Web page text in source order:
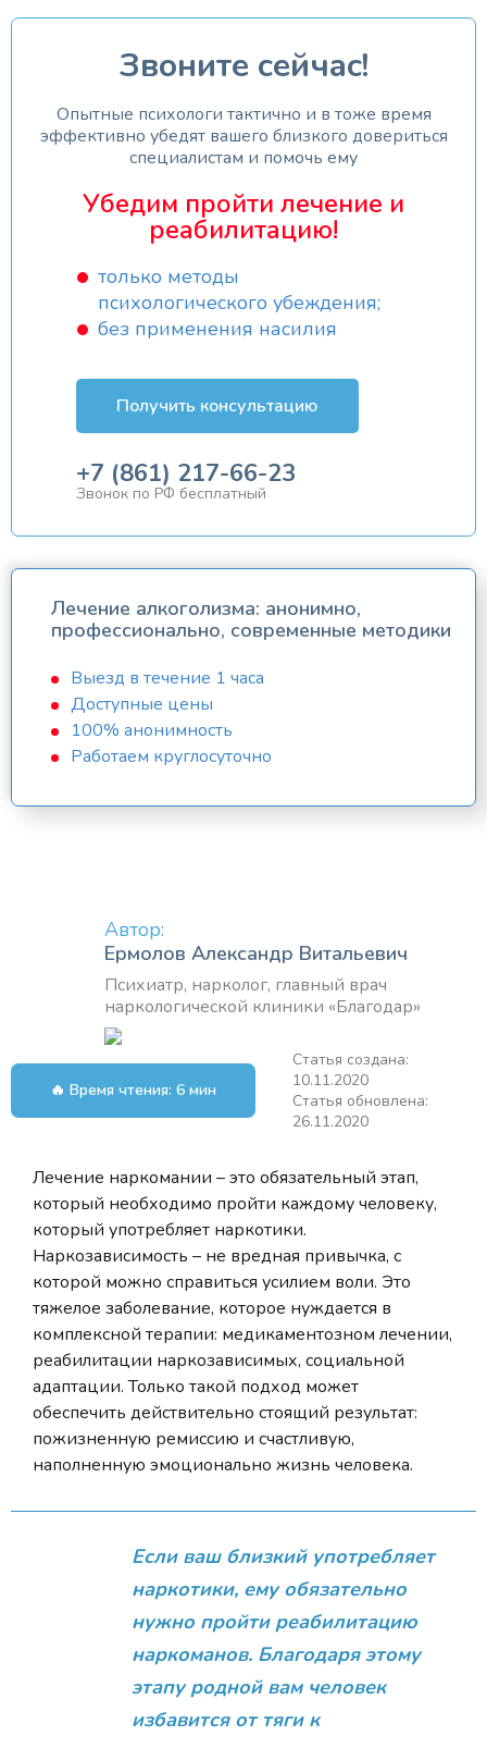
Звоните сейчас!
Опытные психологи тактично и в тоже время
эффективно убедят вашего близкого довериться
специалистам и помочь ему
Убедим пройти лечение и
реабилитацию!
только методы
психологического убеждения;
без применения насилия
Получить консультацию
+7 (861) 217-66-23
Звонок по РФ бесплатный
Лечение алкоголизма: анонимно,
профессионально, современные методики
Выезд в течение 1 часа
Доступные цены
100% анонимность
Работаем круглосуточно
Автор:
Ермолов Александр Витальевич
Психиатр, нарколог, главный врач
наркологической клиники «Благодар»
🔥 Время чтения: 6 мин
Статья создана:
10.11.2020
Статья обновлена:
26.11.2020
Лечение наркомании – это обязательный этап,
который необходимо пройти каждому человеку,
который употребляет наркотики.
Наркозависимость – не вредная привычка, с
которой можно справиться усилием воли. Это
тяжелое заболевание, которое нуждается в
комплексной терапии: медикаментозном лечении,
реабилитации наркозависимых, социальной
адаптации. Только такой подход может
обеспечить действительно стоящий результат:
пожизненную ремиссию и счастливую,
наполненную эмоционально жизнь человека.
Если ваш близкий употребляет
наркотики, ему обязательно
нужно пройти реабилитацию
наркоманов. Благодаря этому
этапу родной вам человек
избавится от тяги к